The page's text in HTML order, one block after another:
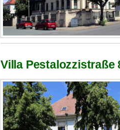
Villa Pestalozzistraße